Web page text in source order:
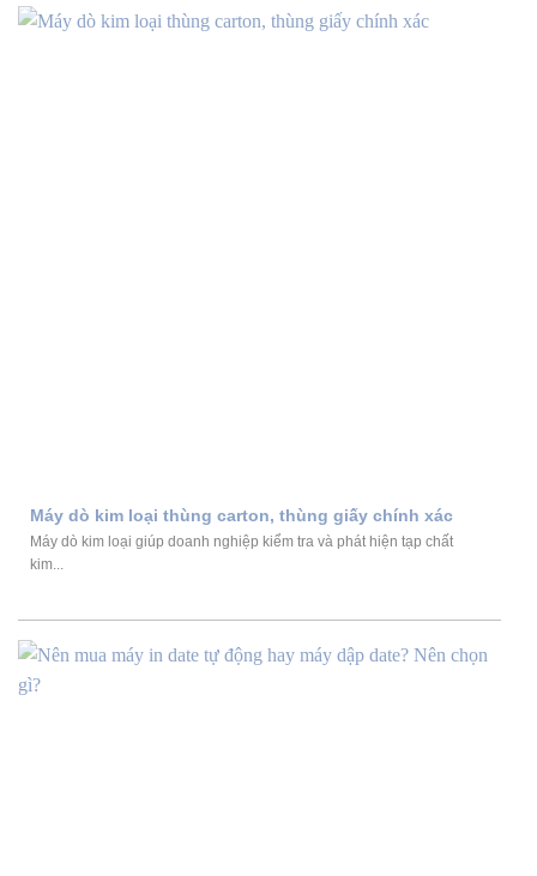
Máy dò kim loại thùng carton, thùng giấy chính xác
Máy dò kim loại giúp doanh nghiệp kiểm tra và phát hiện tạp chất
kim...